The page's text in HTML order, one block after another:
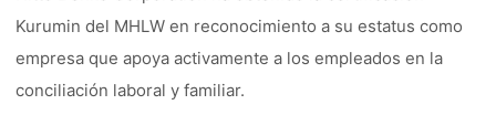
Kurumin del MHLW en reconocimiento a su estatus como
empresa que apoya activamente a los empleados en la
conciliación laboral y familiar.